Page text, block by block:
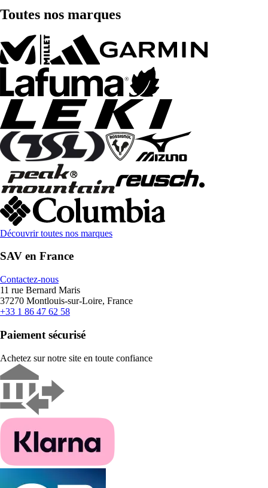
Toutes nos marques
Découvrir toutes nos marques
SAV en France
Contactez-nous
11 rue Bernard Maris
37270 Montlouis-sur-Loire, France
+33 1 86 47 62 58
Paiement sécurisé
Achetez sur notre site en toute confiance